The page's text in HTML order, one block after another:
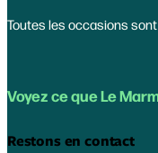
Toutes les occasions
Voyez ce que Le
Restons en contact